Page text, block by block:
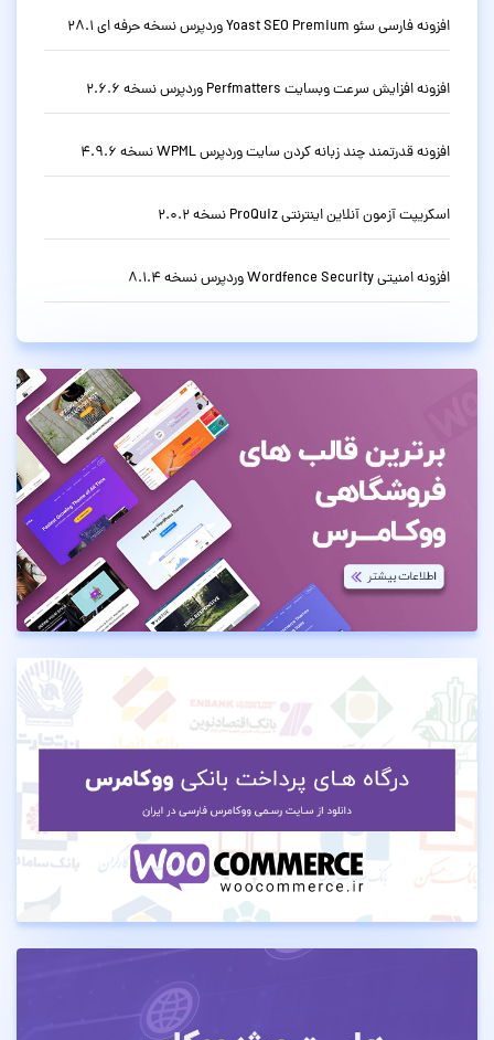
افزونه فارسی سئو Yoast SEO Premium وردپرس نسخه حرفه ای 28.1
افزونه افزایش سرعت وبسایت Perfmatters وردپرس نسخه 2.6.6
افزونه قدرتمند چند زبانه کردن سایت وردپرس WPML نسخه 4.9.6
اسکریپت آزمون آنلاین اینترنتی ProQuiz نسخه 2.0.2
افزونه امنیتی Wordfence Security وردپرس نسخه 8.1.4